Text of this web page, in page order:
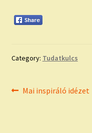
Category: Tudatkulcs
Bejegyzés
Previous
Mai inspiráló idézet